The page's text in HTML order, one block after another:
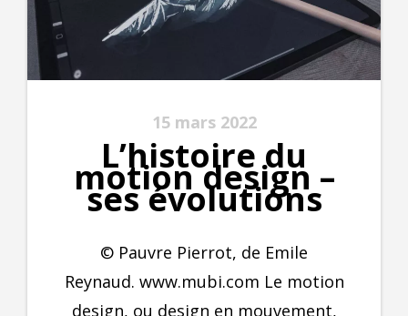
15 mars 2022
L’histoire du
motion design –
ses évolutions
© Pauvre Pierrot, de Emile
Reynaud. www.mubi.com Le motion
design, ou design en mouvement,